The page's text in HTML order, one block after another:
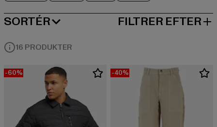
SORTÉR
MEST POPULÆRE FILTRER EFTER
16 PRODUKTER
-60% -40%